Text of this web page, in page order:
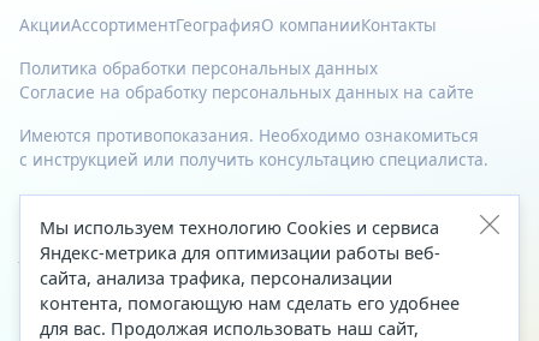
АкцииАссортиментГеографияО компанииКонтакты
Политика обработки персональных данных
Согласие на обработку персональных данных на сайте
Имеются противопоказания. Необходимо ознакомиться
с инструкцией или получить консультацию специалиста.
© 2023—2026 Все права защищены.
Адрес
Архангельск, ул. Папанина, д. 19 (вход в здание со стороны
автоцентра «Тойота»)
Мы используем технологию Cookies и сервиса
Яндекс-метрика для оптимизации работы веб-
сайта, анализа трафика, персонализации
контента, помогающую нам сделать его удобнее
для вас. Продолжая использовать наш сайт,